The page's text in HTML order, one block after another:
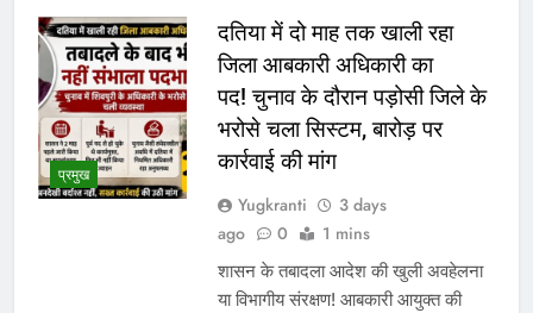
प्रमुख
दतिया में दो माह तक खाली रहा
जिला आबकारी अधिकारी का
पद! चुनाव के दौरान पड़ोसी जिले के
भरोसे चला सिस्टम, बारोड़ पर
कार्रवाई की मांग
Yugkranti
3 days
ago
0 1 mins
शासन के तबादला आदेश की खुली अवहेलना
या विभागीय संरक्षण! आबकारी आयुक्त की